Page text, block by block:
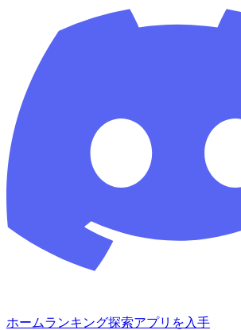
ホームランキング探索アプリを入手